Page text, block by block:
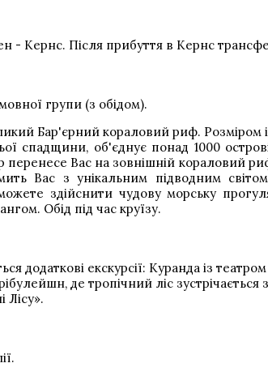
- Кернс. Після прибуття в Кернс
групи (з обідом).
Бар'єрний кораловий риф. Розміром
спадщини, об'єднує понад 1000
перенесе Вас на зовнішній кораловий
Вас з унікальним підводним
здійснити чудову морську
Обід під час круїзу.
додаткові екскурсії: Куранда із
де тропічний ліс
Лісу».